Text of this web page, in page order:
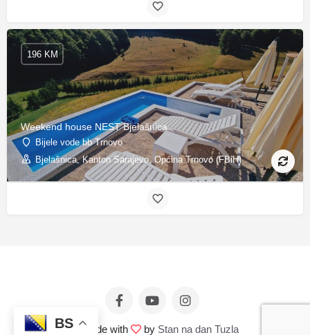
Weekend house NEST Bjelašnica
Bijele vode bb Trnovo
Bjelašnica, Kanton Sarajevo, Općina Trnovo (FBiH)
196 KM
© Made with by Stan na dan Tuzla
BS